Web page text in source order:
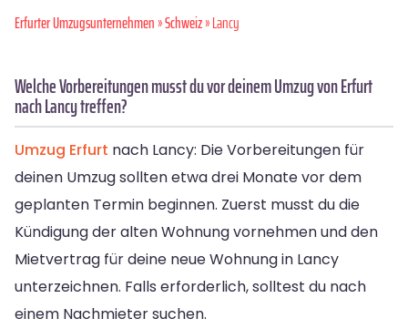
Erfurter Umzugsunternehmen»Schweiz» Lancy
Welche Vorbereitungen musst du vor deinem Umzug von Erfurt
nach Lancy treffen?
Umzug Erfurt nach Lancy: Die Vorbereitungen für
deinen Umzug sollten etwa drei Monate vor dem
geplanten Termin beginnen. Zuerst musst du die
Kündigung der alten Wohnung vornehmen und den
Mietvertrag für deine neue Wohnung in Lancy
unterzeichnen. Falls erforderlich, solltest du nach
einem Nachmieter suchen.